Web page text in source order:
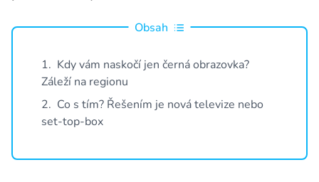
Spousta tipů, jak ušetřit, právní poradna, příběhy z Providentu i
Napsali o Neviditelných
1,3 milionu Čechů je Neviditelných Společensky odpovědným
Napsali o nás
O Providentu se můžete pravidelně dočíst v různých médiích.
Obsah
1. Kdy vám naskočí jen černá obrazovka?
Záleží na regionu
2. Co s tím? Řešením je nová televize nebo
set-top-box